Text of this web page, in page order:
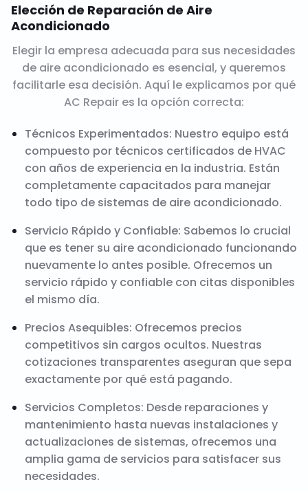
Elección de Reparación de Aire
Acondicionado
Elegir la empresa adecuada para sus necesidades
de aire acondicionado es esencial, y queremos
facilitarle esa decisión. Aquí le explicamos por qué
AC Repair es la opción correcta:
Técnicos Experimentados: Nuestro equipo está
compuesto por técnicos certificados de HVAC
con años de experiencia en la industria. Están
completamente capacitados para manejar
todo tipo de sistemas de aire acondicionado.
Servicio Rápido y Confiable: Sabemos lo crucial
que es tener su aire acondicionado funcionando
nuevamente lo antes posible. Ofrecemos un
servicio rápido y confiable con citas disponibles
el mismo día.
Precios Asequibles: Ofrecemos precios
competitivos sin cargos ocultos. Nuestras
cotizaciones transparentes aseguran que sepa
exactamente por qué está pagando.
Servicios Completos: Desde reparaciones y
mantenimiento hasta nuevas instalaciones y
actualizaciones de sistemas, ofrecemos una
amplia gama de servicios para satisfacer sus
necesidades.